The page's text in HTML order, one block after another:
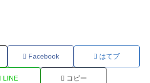
Facebook はてブ
LINE コピー